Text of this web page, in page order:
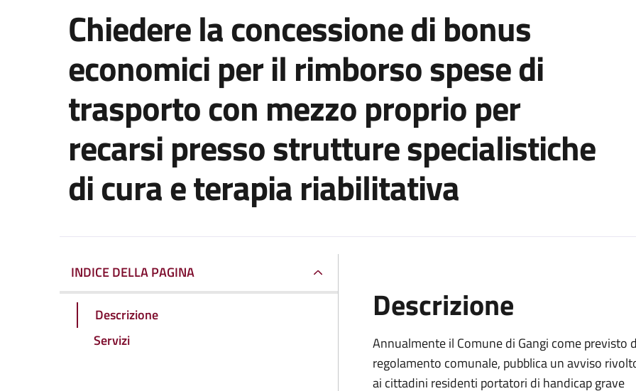
Chiedere la concessione di bonus
economici per il rimborso spese di
trasporto con mezzo proprio per
recarsi presso strutture specialistiche
di cura e terapia riabilitativa
INDICE DELLA PAGINA
Descrizione
Servizi
Descrizione
Annualmente il Comune di Gangi come previsto
regolamento comunale, pubblica un avviso
ai cittadini residenti portatori di handicap grave